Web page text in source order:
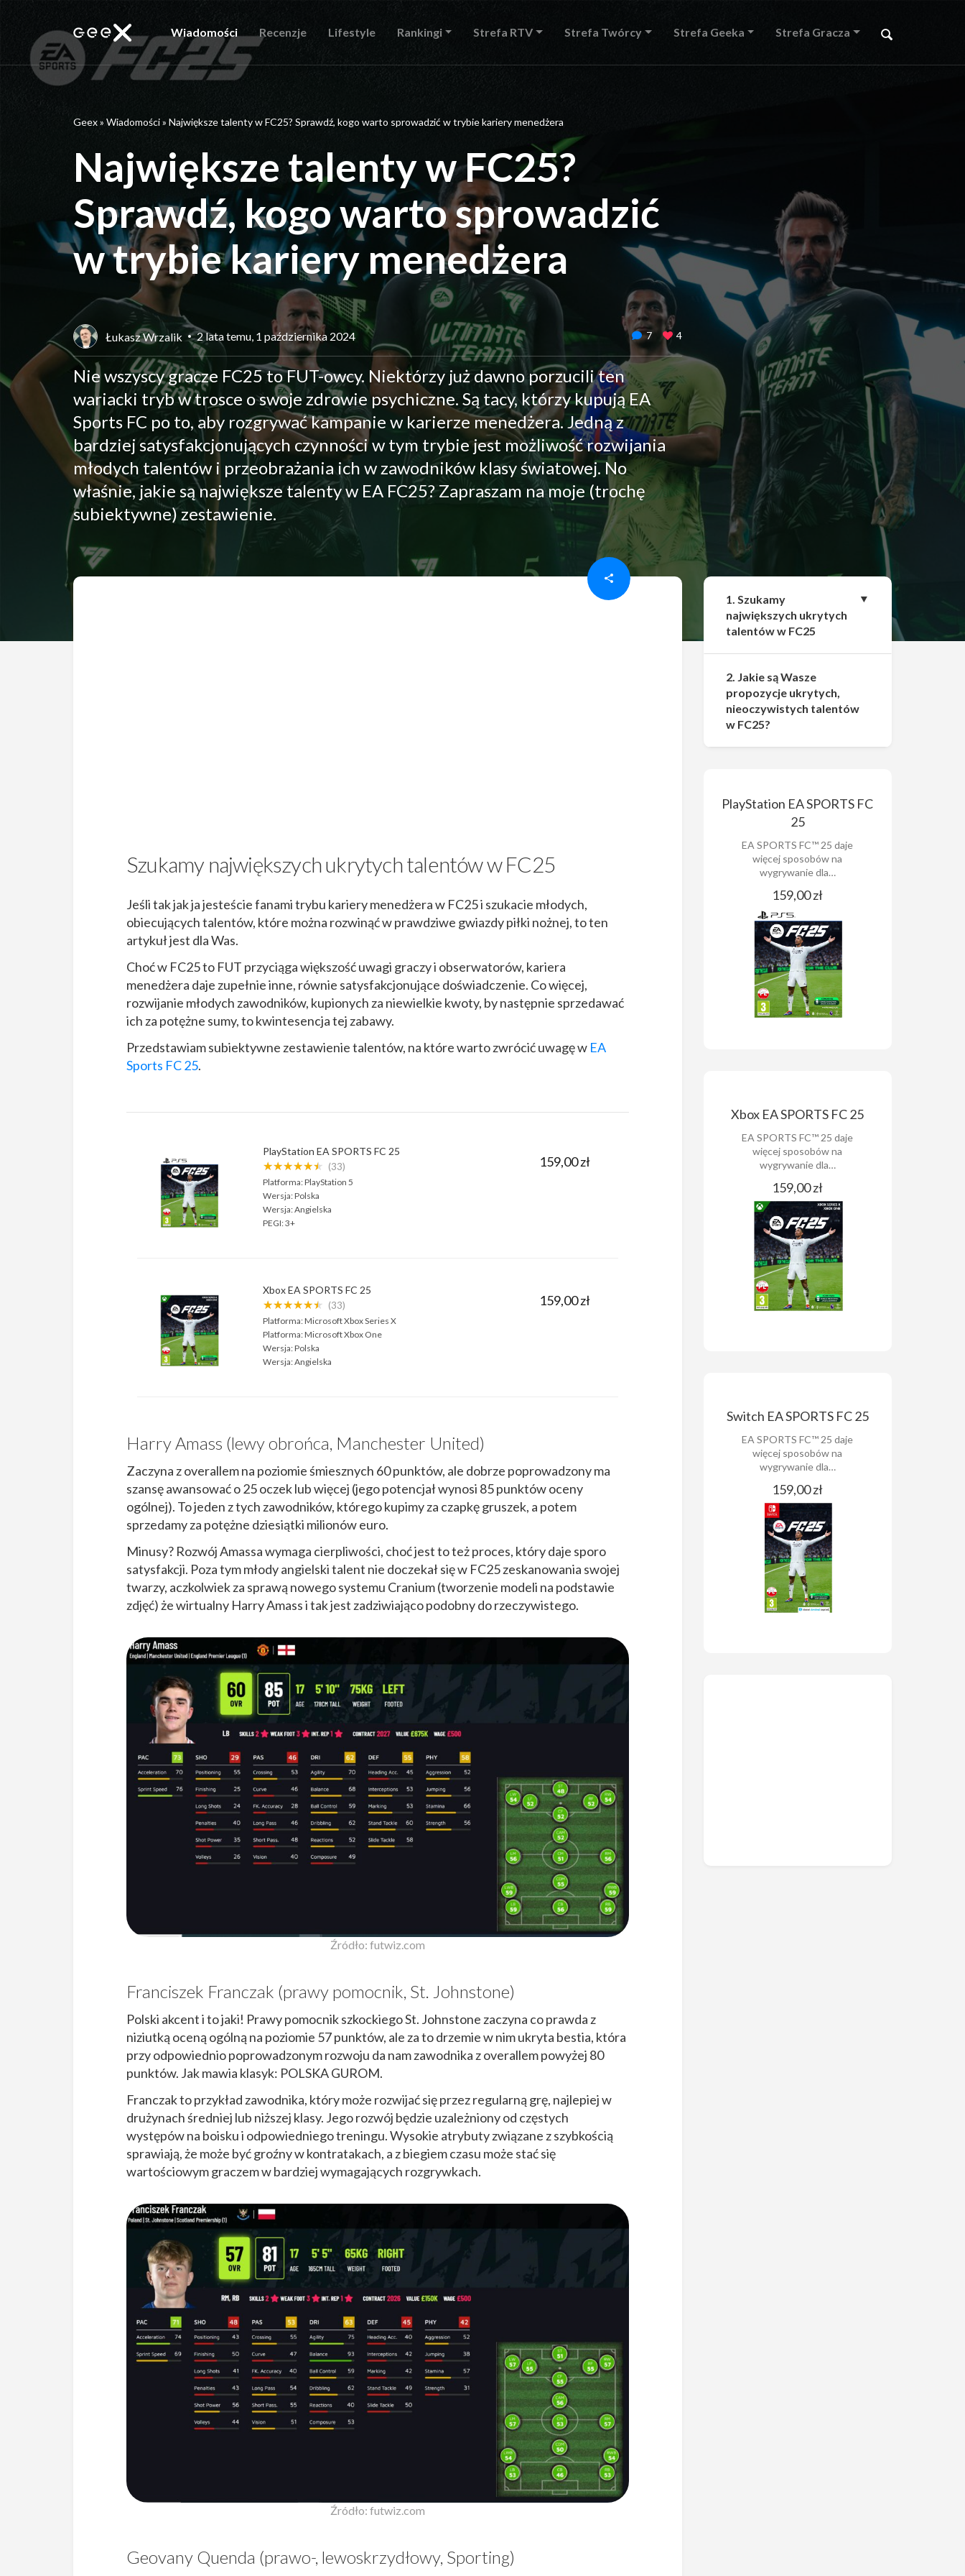
Wiadomości Recenzje Lifestyle Rankingi Strefa RTV Strefa Twórcy Strefa Geeka Strefa Gracza
Geex» Wiadomości» Największe talenty w FC25? Sprawdź, kogo warto sprowadzić w trybie kariery menedżera
Największe talenty w FC25?
Sprawdź, kogo warto sprowadzić
w trybie kariery menedżera
Łukasz Wrzalik 2 lata temu, 1 października 2024 7 4
Nie wszyscy gracze FC25 to FUT-owcy. Niektórzy już dawno porzucili ten
wariacki tryb w trosce o swoje zdrowie psychiczne. Są tacy, którzy kupują EA
Sports FC po to, aby rozgrywać kampanie w karierze menedżera. Jedną z
bardziej satysfakcjonujących czynności w tym trybie jest możliwość rozwijania
młodych talentów i przeobrażania ich w zawodników klasy światowej. No
właśnie, jakie są największe talenty w EA FC25? Zapraszam na moje (trochę
subiektywne) zestawienie.
Szukamy największych ukrytych talentów w FC25
Jeśli tak jak ja jesteście fanami trybu kariery menedżera w FC25 i szukacie młodych,
obiecujących talentów, które można rozwinąć w prawdziwe gwiazdy piłki nożnej, to ten
artykuł jest dla Was.
Choć w FC25 to FUT przyciąga większość uwagi graczy i obserwatorów, kariera
menedżera daje zupełnie inne, równie satysfakcjonujące doświadczenie. Co więcej,
rozwijanie młodych zawodników, kupionych za niewielkie kwoty, by następnie sprzedawać
ich za potężne sumy, to kwintesencja tej zabawy.
Przedstawiam subiektywne zestawienie talentów, na które warto zwrócić uwagę w EA
Sports FC 25.
PlayStation EA SPORTS FC 25
★★★★★★ (33)
Platforma:PlayStation 5
Wersja:Polska
Wersja:Angielska
PEGI:3+
159,00 zł
Xbox EA SPORTS FC 25
★★★★★★ (33)
Platforma:Microsoft Xbox Series X
Platforma:Microsoft Xbox One
Wersja:Polska
Wersja:Angielska
159,00 zł
Harry Amass (lewy obrońca, Manchester United)
Zaczyna z overallem na poziomie śmiesznych 60 punktów, ale dobrze poprowadzony ma
szansę awansować o 25 oczek lub więcej (jego potencjał wynosi 85 punktów oceny
ogólnej). To jeden z tych zawodników, którego kupimy za czapkę gruszek, a potem
sprzedamy za potężne dziesiątki milionów euro.
Minusy? Rozwój Amassa wymaga cierpliwości, choć jest to też proces, który daje sporo
satysfakcji. Poza tym młody angielski talent nie doczekał się w FC25 zeskanowania swojej
twarzy, aczkolwiek za sprawą nowego systemu Cranium (tworzenie modeli na podstawie
zdjęć) że wirtualny Harry Amass i tak jest zadziwiająco podobny do rzeczywistego.
Źródło: futwiz.com
Franciszek Franczak (prawy pomocnik, St. Johnstone)
Polski akcent i to jaki! Prawy pomocnik szkockiego St. Johnstone zaczyna co prawda z
niziutką oceną ogólną na poziomie 57 punktów, ale za to drzemie w nim ukryta bestia, która
przy odpowiednio poprowadzonym rozwoju da nam zawodnika z overallem powyżej 80
punktów. Jak mawia klasyk: POLSKA GUROM.
Franczak to przykład zawodnika, który może rozwijać się przez regularną grę, najlepiej w
drużynach średniej lub niższej klasy. Jego rozwój będzie uzależniony od częstych
występów na boisku i odpowiedniego treningu. Wysokie atrybuty związane z szybkością
sprawiają, że może być groźny w kontratakach, a z biegiem czasu może stać się
wartościowym graczem w bardziej wymagających rozgrywkach.
Źródło: futwiz.com
Geovany Quenda (prawo-, lewoskrzydłowy, Sporting)
1. Szukamy
największych ukrytych
talentów w FC25
2. Jakie są Wasze
propozycje ukrytych,
nieoczywistych talentów
w FC25?
PlayStation EA SPORTS FC
25
EA SPORTS FC™ 25 daje
więcej sposobów na
wygrywanie dla…
159,00 zł
Xbox EA SPORTS FC 25
EA SPORTS FC™ 25 daje
więcej sposobów na
wygrywanie dla…
159,00 zł
Switch EA SPORTS FC 25
EA SPORTS FC™ 25 daje
więcej sposobów na
wygrywanie dla…
159,00 zł